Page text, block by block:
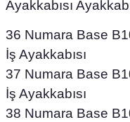
Ayakkabısı
36 Numara Base
İş Ayakkabısı
37 Numara Base
İş Ayakkabısı
38 Numara Base